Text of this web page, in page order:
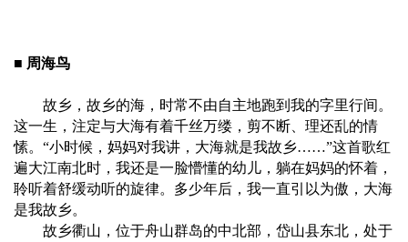
■ 周海鸟
故乡，故乡的海，时常不由自主地跑到我的字里行间。
这一生，注定与大海有着千丝万缕，剪不断、理还乱的情
愫。“小时候，妈妈对我讲，大海就是我故乡……”这首歌红
遍大江南北时，我还是一脸懵懂的幼儿，躺在妈妈的怀着，
聆听着舒缓动听的旋律。多少年后，我一直引以为傲，大海
是我故乡。
故乡衢山，位于舟山群岛的中北部，岱山县东北，处于